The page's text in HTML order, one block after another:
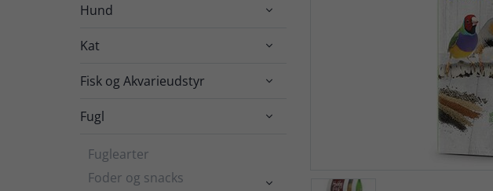
Hund 
Kat 
Fisk og Akvarieudstyr 
Fugl 
Fuglearter
Foder og snacks
